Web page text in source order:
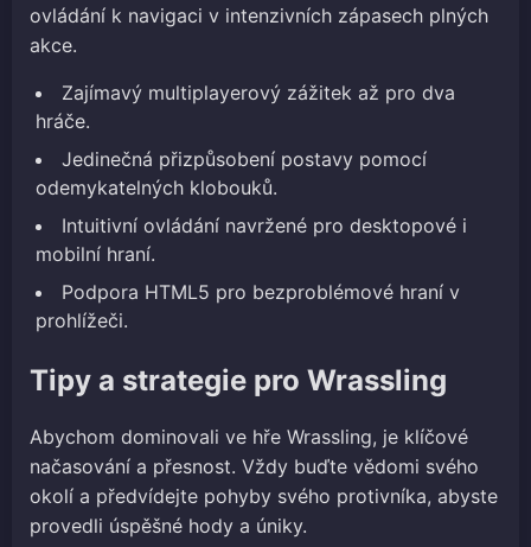
ovládání k navigaci v intenzivních zápasech plných
akce.
Zajímavý multiplayerový zážitek až pro dva
hráče.
Jedinečná přizpůsobení postavy pomocí
odemykatelných klobouků.
Intuitivní ovládání navržené pro desktopové i
mobilní hraní.
Podpora HTML5 pro bezproblémové hraní v
prohlížeči.
Tipy a strategie pro Wrassling
Abychom dominovali ve hře Wrassling, je klíčové
načasování a přesnost. Vždy buďte vědomi svého
okolí a předvídejte pohyby svého protivníka, abyste
provedli úspěšné hody a úniky.